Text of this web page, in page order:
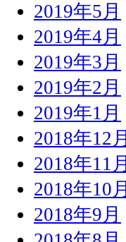
2019年5月
2019年4月
2019年3月
2019年2月
2019年1月
2018年12月
2018年11月
2018年10月
2018年9月